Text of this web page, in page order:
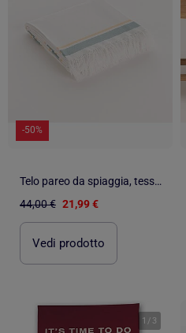
-50%
Telo pareo da spiaggia, tessuto in rilievo, fouta - Gamusi.
44,00 € 21,99 €
Vedi prodotto
1 / 3